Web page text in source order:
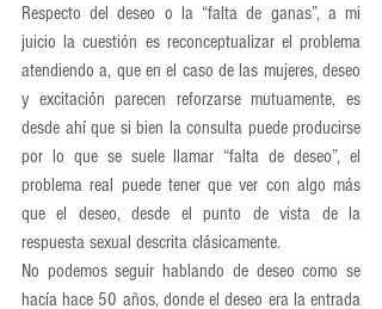
Respecto del deseo o la “falta de ganas”, a mi
juicio la cuestión es reconceptualizar el problema
atendiendo a, que en el caso de las mujeres, deseo
y excitación parecen reforzarse mutuamente, es
desde ahí que si bien la consulta puede producirse
por lo que se suele llamar “falta de deseo”, el
problema real puede tener que ver con algo más
que el deseo, desde el punto de vista de la
respuesta sexual descrita clásicamente.
No podemos seguir hablando de deseo como se
hacía hace 50 años, donde el deseo era la entrada